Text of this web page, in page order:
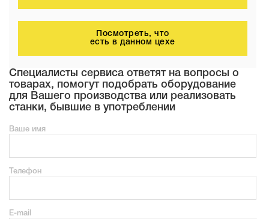
Посмотреть, что
есть в данном цехе
Специалисты сервиса ответят на вопросы о
товарах, помогут подобрать оборудование
для Вашего производства или реализовать
станки, бывшие в употреблении
Ваше имя
Телефон
E-mail